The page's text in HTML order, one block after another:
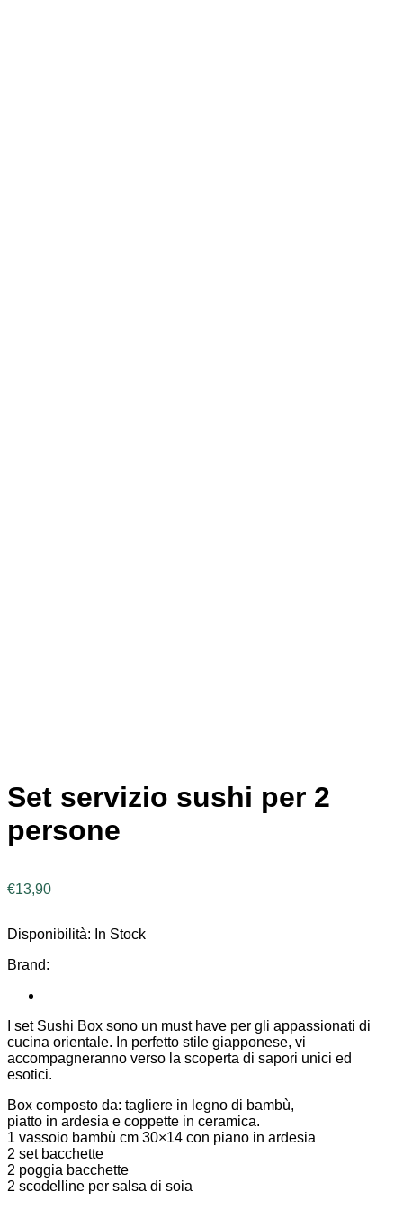
Set servizio sushi per 2
persone
€13,90
Disponibilità: In Stock
Brand:
I set Sushi Box sono un must have per gli appassionati di
cucina orientale. In perfetto stile giapponese, vi
accompagneranno verso la scoperta di sapori unici ed
esotici.
Box composto da: tagliere in legno di bambù,
piatto in ardesia e coppette in ceramica.
1 vassoio bambù cm 30×14 con piano in ardesia
2 set bacchette
2 poggia bacchette
2 scodelline per salsa di soia